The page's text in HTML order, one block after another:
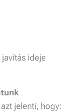
ideje
jelenti, hogy: